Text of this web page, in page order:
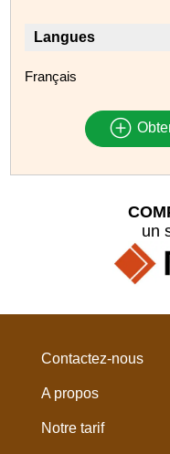
Langues
Français
un
Contactez-nous
A propos
Notre tarif